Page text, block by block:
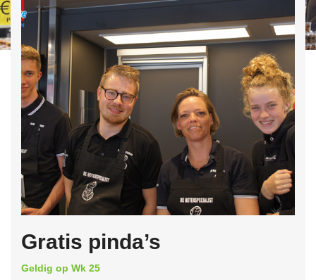
Gratis pinda’s
Geldig op Wk 25